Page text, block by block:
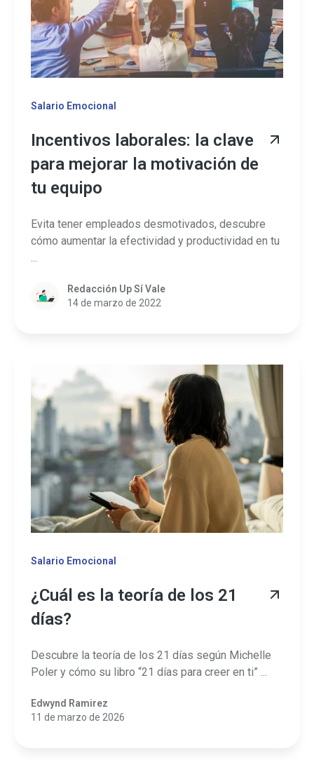
Salario Emocional
Incentivos laborales: la clave
para mejorar la motivación de
tu equipo
Evita tener empleados desmotivados, descubre
cómo aumentar la efectividad y productividad en tu
Redacción Up Sí Vale
14 de marzo de 2022
Salario Emocional
¿Cuál es la teoría de los 21
días?
Descubre la teoría de los 21 días según Michelle
Poler y cómo su libro “21 días para creer en ti” ...
Edwynd Ramirez
11 de marzo de 2026